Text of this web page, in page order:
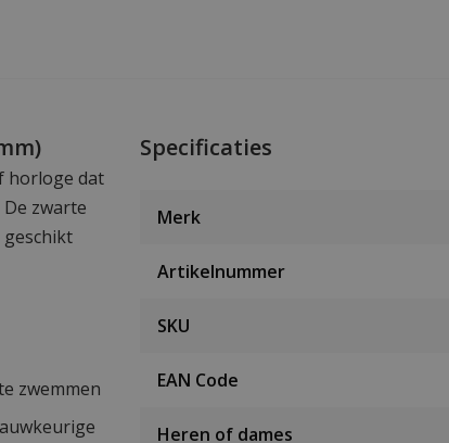
horloge dat
zwarte
zwemmen
Specificaties
Merk
Artikelnummer
SKU
EAN Code
Heren of dames